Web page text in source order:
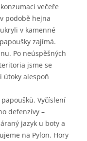
večeře
podobě hejna
v kamenné
zajímá.
Po neúspěšných
jsme se
útoky alespoň
Vyčíslení
defenzívy –
jazyk u boty a
na Pylon. Hory